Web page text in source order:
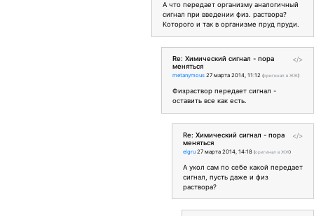
А что передает организму аналогичный
сигнал при введении физ. раствора?
Которого и так в организме пруд пруди.
</>
Re: Химический сигнал - пора
меняться
metanymous 27 марта 2014, 11:12 (оригинал в ЖЖ)
Физраствор передает сигнал -
оставить все как есть.
</>
Re: Химический сигнал - пора
меняться
elgru 27 марта 2014, 14:18 (оригинал в ЖЖ)
А укол сам по себе какой передает
сигнал, пусть даже и физ
раствора?